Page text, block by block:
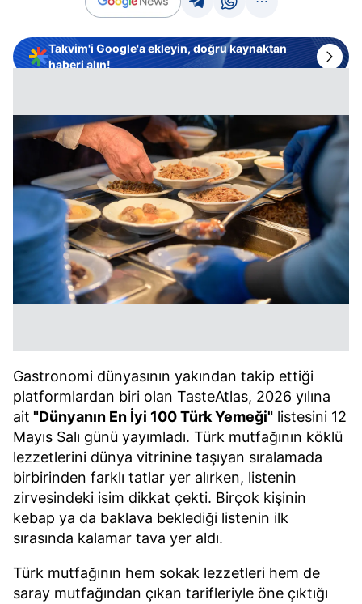
Takvim'i Google'a ekleyin, doğru kaynaktan
haberi alın!
Gastronomi dünyasının yakından takip ettiği
platformlardan biri olan TasteAtlas, 2026 yılına
ait "Dünyanın En İyi 100 Türk Yemeği" listesini 12
Mayıs Salı günü yayımladı. Türk mutfağının köklü
lezzetlerini dünya vitrinine taşıyan sıralamada
birbirinden farklı tatlar yer alırken, listenin
zirvesindeki isim dikkat çekti. Birçok kişinin
kebap ya da baklava beklediği listenin ilk
sırasında kalamar tava yer aldı.
Türk mutfağının hem sokak lezzetleri hem de
saray mutfağından çıkan tarifleriyle öne çıktığı